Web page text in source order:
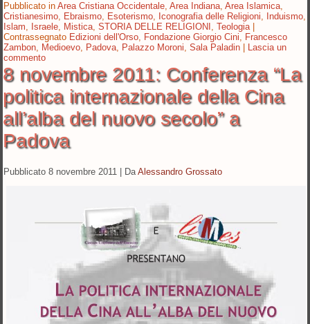
Pubblicato in Area Cristiana Occidentale,Area Indiana,Area Islamica,
Cristianesimo, Ebraismo, Esoterismo, Iconografia delle Religioni, Induismo,
Islam, Israele, Mistica,STORIA DELLE RELIGIONI ,Teologia|
Contrassegnato Edizioni dell'Orso, Fondazione Giorgio Cini, Francesco
Zambon, Medioevo, Padova, Palazzo Moroni,Sala Paladin
Lascia un
commento
8 novembre 2011: Conferenza “La
politica internazionale della Cina
all’alba del nuovo secolo” a
Padova
Pubblicato 8 novembre 2011 Da Alessandro Grossato